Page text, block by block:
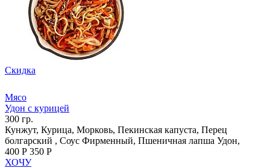
Скидка
Мясо
Удон с курицей
300 гр.
Кунжут, Курица, Морковь, Пекинская капуста, Перец
болгарский , Соус Фирменный, Пшеничная лапша Удон,
400 Р 350 Р
ХОЧУ